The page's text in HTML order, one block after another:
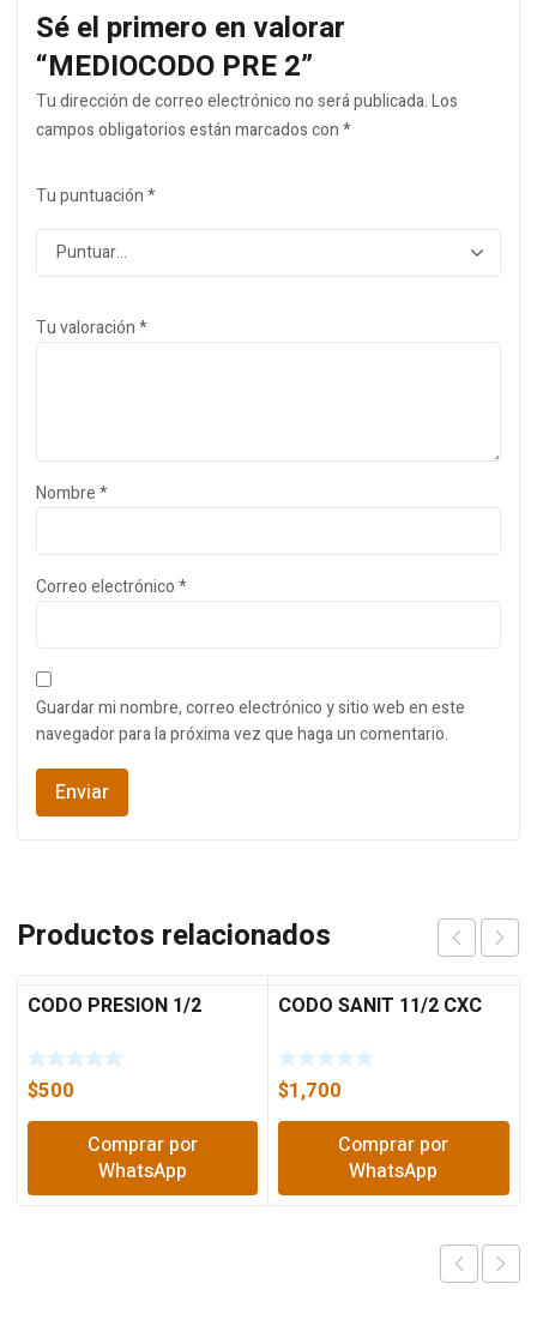
Sé el primero en valorar
“MEDIOCODO PRE 2”
Tu dirección de correo electrónico no será publicada.Los
campos obligatorios están marcados con*
Tu puntuación*
Tu valoración*
Nombre*
Correo electrónico*
Guardar mi nombre, correo electrónico y sitio web en este
navegador para la próxima vez que haga un comentario.
Productos relacionados
CODO PRESION 1/2
$500
Comprar por
WhatsApp
CODO SANIT 11/2 CXC
$1,700
Comprar por
WhatsApp